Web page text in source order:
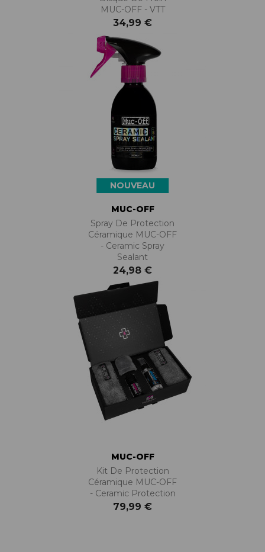
MUC-OFF - VTT
34,99 €
NOUVEAU
MUC-OFF
Spray De Protection
Céramique MUC-OFF
- Ceramic Spray
Sealant
24,98 €
MUC-OFF
Kit De Protection
Céramique MUC-OFF
- Ceramic Protection
79,99 €